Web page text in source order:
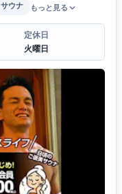
サウナ もっと見る
定休日
火曜日